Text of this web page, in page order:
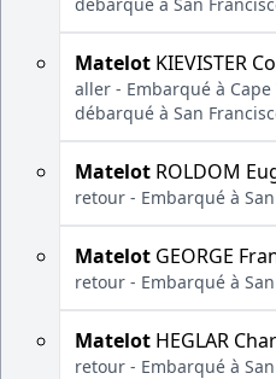
Matelot KIEVISTER
aller - Embarqué à
débarqué à San
Matelot ROLDOM
retour - Embarqué à
Matelot GEORGE
retour - Embarqué à
Matelot HEGLAR
retour - Embarqué à